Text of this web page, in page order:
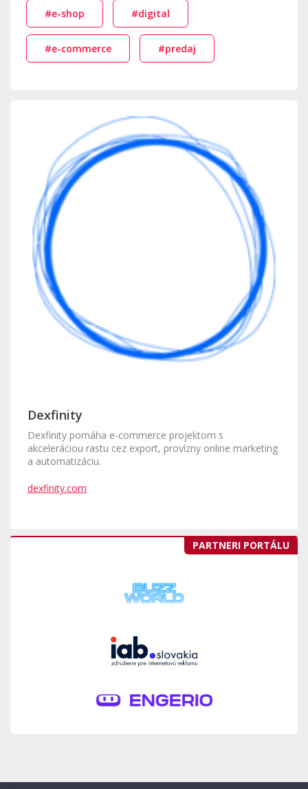
#e-shop #digital
#e-commerce #predaj
Dexfinity
Dexfinity pomáha e-commerce projektom s
akceleráciou rastu cez export, provízny online marketing
a automatizáciu.
dexfinity.com
PARTNERI PORTÁLU